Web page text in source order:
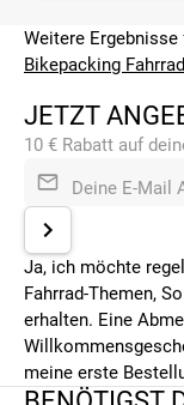
Weitere Ergebnisse
Bikepacking
JETZT
10 € Rabatt auf
Deine E-Mail
Ja, ich möchte
Fahrrad-Themen,
erhalten. Eine
meine erste